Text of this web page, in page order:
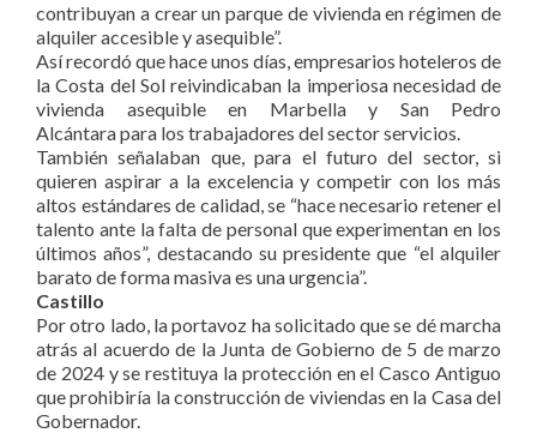
contribuyan a crear un parque de vivienda en régimen de
alquiler accesible y asequible”.
Así recordó que hace unos días, empresarios hoteleros de
la Costa del Sol reivindicaban la imperiosa necesidad de
vivienda asequible en Marbella y San Pedro
Alcántara para los trabajadores del sector servicios.
También señalaban que, para el futuro del sector, si
quieren aspirar a la excelencia y competir con los más
altos estándares de calidad, se “hace necesario retener el
talento ante la falta de personal que experimentan en los
últimos años”, destacando su presidente que “el alquiler
barato de forma masiva es una urgencia”.
Castillo
Por otro lado, la portavoz ha solicitado que se dé marcha
atrás al acuerdo de la Junta de Gobierno de 5 de marzo
de 2024 y se restituya la protección en el Casco Antiguo
que prohibiría la construcción de viviendas en la Casa del
Gobernador.